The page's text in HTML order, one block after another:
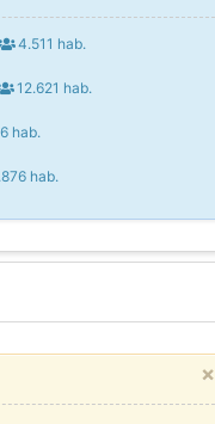
4.511 hab.
12.621 hab.
hab.
hab.
×